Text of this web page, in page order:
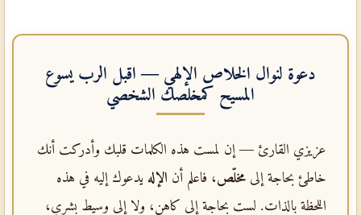
دعوة لنوال الخلاص الإلهي — اقبل الرب يسوع
المسيح كمخلصك الشخصي
عزيزي القارئ — إن لمست هذه الكلمات قلبك وأدركت أنك
خاطئ بحاجة إلى مخلّص، فاعلم أن الإله يدعوك إليه في هذه
اللحظة بالذات. لست بحاجة إلى كاهن، ولا إلى وسيط بشري،